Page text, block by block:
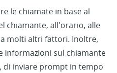
le chiamate in base al
chiamante, all'orario, alle
molti altri fattori. Inoltre,
informazioni sul chiamante
di inviare prompt in tempo